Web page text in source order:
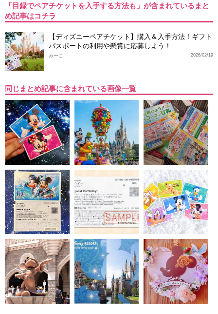
「目録でペアチケットを入手する方法も」が含まれているまと
め記事はコチラ
【ディズニーペアチケット】購入＆入手方法！ギフト
パスポートの利用や懸賞に応募しよう！
2026/02/19
みーこ
同じまとめ記事に含まれている画像一覧